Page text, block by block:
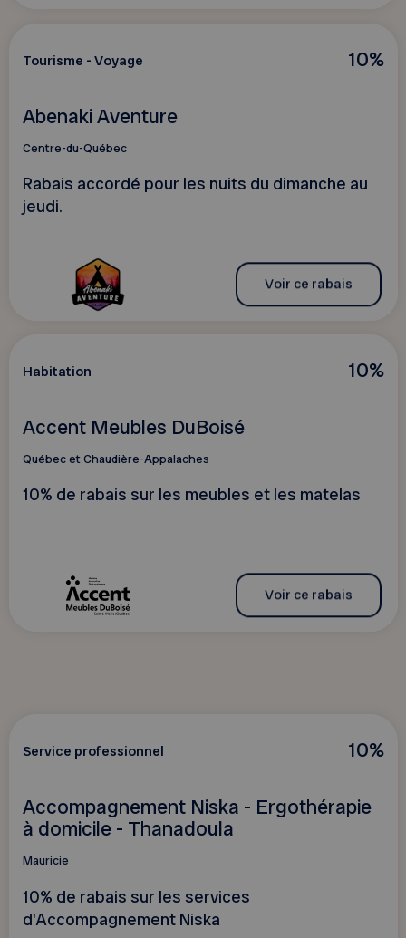
10%
Tourisme - Voyage
Abenaki Aventure
Centre-du-Québec
Rabais accordé pour les nuits du dimanche au
jeudi.
Voir ce rabais
10%
Habitation
Accent Meubles DuBoisé
Québec et Chaudière-Appalaches
10% de rabais sur les meubles et les matelas
Voir ce rabais
10%
Service professionnel
Accompagnement Niska - Ergothérapie
à domicile - Thanadoula
Mauricie
10% de rabais sur les services
d'Accompagnement Niska